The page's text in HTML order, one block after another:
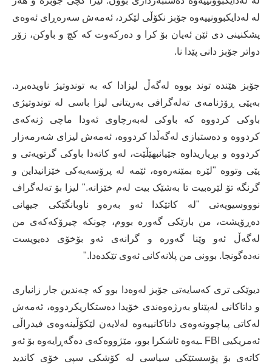
لە لەدایکبوونییەوە جۆبز نکۆڵی لێکرد، ئەمەش سەرەڕای ئەوەی
پشکنینی دی ئێن ئەیان بۆ کرا و دەرکەوت کە کچ و باوکن، زۆر
دواتر جۆبز دانی پێدا نا.
جۆبز هێندە توند بووە لەگەڵ لیزادا کە بە توندوتیژ ناویدەبرد.
بەپێی ڕۆژنامەی تەلەگرافی بەریتانی لیزا باسی لە توندوتیژی
باوکی کردووە کە باوکی لەبەرچاوی ئەودا ماچی ژنەکەی
کردووە و دەستبازی لەگەڵدا کردووە، ئەمەش لیزای شەرمەزار
کردووە و بڕیاریداوە جێیانبهێڵێت، لەو کاتەدا باوکی گرتویەتی و
پێی وتووە "لێرە بمێنەرەوە، ئێمە لە پرۆسەیەکی خێزانیداین و
گرنگە تۆ لێرەبیت تا بەشێک بیت لەم خێزانە." لیزا بۆ تەلەگراف
نوووسیویەتی "لە کاتێکدا ئەو بەرەو ناوبانگێکی جیهانی
دەڕۆیشت، من بارێکی گەورە بووم، چونکە چیرۆکەکەی من
لەگەڵ ئەو وێنا گەورە و گرانەی ئەو بۆخۆی دەیویست
نەدەگونجا. بوونی من پلانەکانی ئەوی تێکدەدا."
دیوێکی تری کەسایەتی جۆبز لەوەدا بوو کە چەندین جار زانیاری
و داتاکانی لەپێناو بەرژەوەندی خۆیدا دەستکاریکردووە، ئەمەش
لەکاتی پیاچوونەوەی داتاکانییەوە لەلایەن لێکۆڵینەوەی فیدراڵی
ئەمریکیی FBI ـیەوە ئاشکرا بوو، مێژووەکەی دەگەڕایەوە بۆ ئەو
کاتەی بۆ پۆسستێکی سیاسی لە کۆشکی سپی خۆی کاندید